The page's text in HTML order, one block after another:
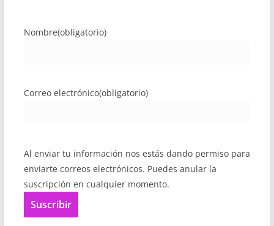
Nombre(obligatorio)
Correo electrónico(obligatorio)
Al enviar tu información nos estás dando permiso para
enviarte correos electrónicos. Puedes anular la
suscripción en cualquier momento.
Suscribir